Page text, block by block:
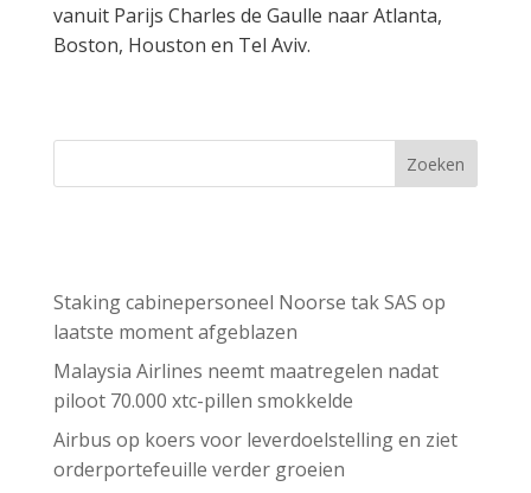
vanuit Parijs Charles de Gaulle naar Atlanta,
Boston, Houston en Tel Aviv.
Zoeken
Staking cabinepersoneel Noorse tak SAS op
laatste moment afgeblazen
Malaysia Airlines neemt maatregelen nadat
piloot 70.000 xtc-pillen smokkelde
Airbus op koers voor leverdoelstelling en ziet
orderportefeuille verder groeien